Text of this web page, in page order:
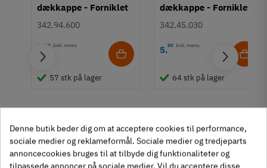
dækkappe - Forniklet
342.94.600
4 60 Inkl. moms
57 stk på lager
dækkappe - Forniklet
342.45.030
5,80 Inkl. moms
64 stk på lager
Denne butik beder dig om at acceptere cookies til performance,
sociale medier og reklameformål. Sociale medier og tredjeparts
annoncecookies bruges til at tilbyde dig funktionaliteter og
tilpassede annoncer på sociale medier. Vil du acceptere disse